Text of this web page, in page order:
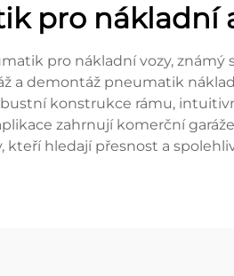
pro nákladní
pro nákladní vozy, známý
a demontáž pneumatik
konstrukce rámu,
zahrnují komerční
kteří hledají přesnost a